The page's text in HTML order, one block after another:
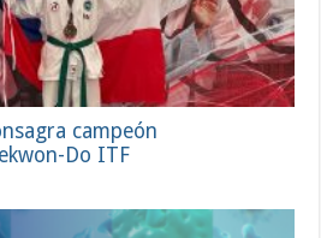
campeón
Do ITF